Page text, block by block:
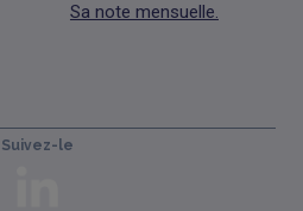
Sa note mensuelle.
Suivez-le